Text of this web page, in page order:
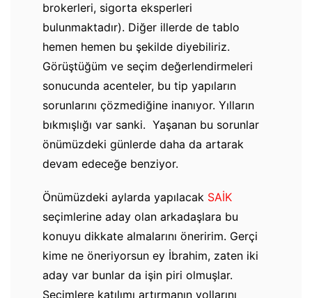
brokerleri, sigorta eksperleri
bulunmaktadır). Diğer illerde de tablo
hemen hemen bu şekilde diyebiliriz.
Görüştüğüm ve seçim değerlendirmeleri
sonucunda acenteler, bu tip yapıların
sorunlarını çözmediğine inanıyor. Yılların
bıkmışlığı var sanki. Yaşanan bu sorunlar
önümüzdeki günlerde daha da artarak
devam edeceğe benziyor.
Önümüzdeki aylarda yapılacak SAİK
seçimlerine aday olan arkadaşlara bu
konuyu dikkate almalarını öneririm. Gerçi
kime ne öneriyorsun ey İbrahim, zaten iki
aday var bunlar da işin piri olmuşlar.
Seçimlere katılımı artırmanın yollarını